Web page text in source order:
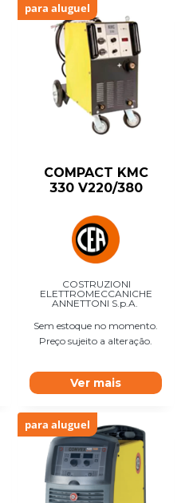
para aluguel
COMPACT KMC
330 V220/380
COSTRUZIONI
ELETTROMECCANICHE
ANNETTONI S.p.A.
Sem estoque no momento.
Preço sujeito a alteração.
Ver mais
para aluguel